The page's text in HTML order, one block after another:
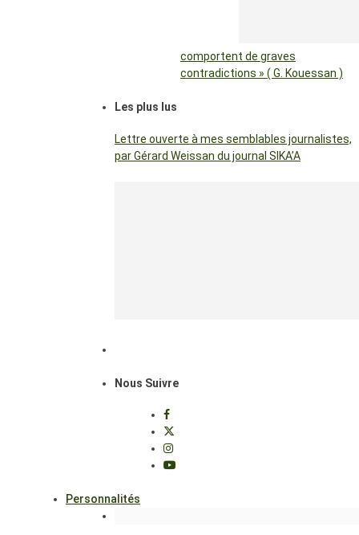
comportent de graves
contradictions » ( G. Kouessan )
Les plus lus
Lettre ouverte à mes semblables journalistes,
par Gérard Weissan du journal SIKA’A
Nous Suivre
Personnalités